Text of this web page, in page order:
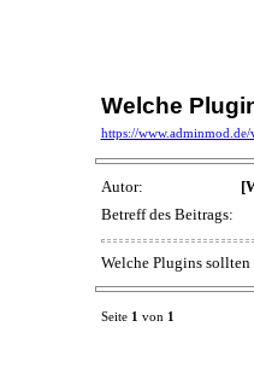
Welche
https://
Autor:
Betreff des Beitrags:
Welche Plugins sollten
Seite 1 von 1